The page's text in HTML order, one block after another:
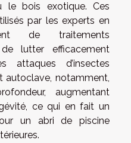
le bois exotique. Ces
par les experts en
de traitements
lutter efficacement
attaques d’insectes
autoclave, notamment,
augmentant
ce qui en fait un
un abri de piscine